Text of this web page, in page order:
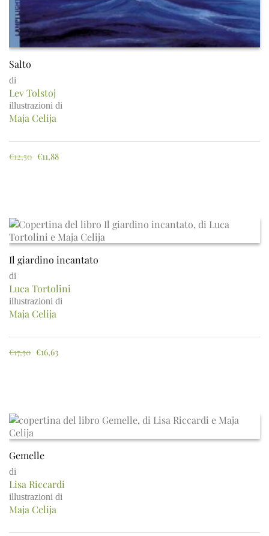
Salto
di
Lev Tolstoj
illustrazioni di
Maja Celija
€12,50 €11,88
Il giardino incantato
di
Luca Tortolini
illustrazioni di
Maja Celija
€17,50 €16,63
Gemelle
di
Lisa Riccardi
illustrazioni di
Maja Celija